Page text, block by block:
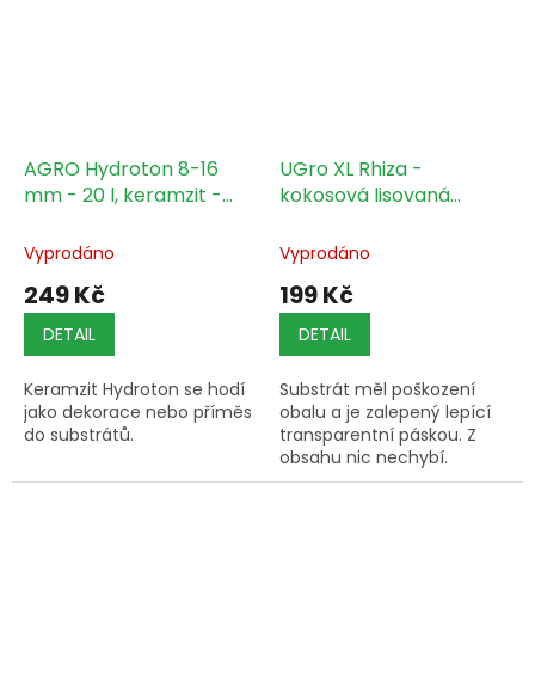
AGRO Hydroton 8-16
mm - 20 l, keramzit -
Vyprodáno
249 Kč
DETAIL
Keramzit Hydroton se hodí
jako dekorace nebo příměs
do substrátů.
UGro XL Rhiza -
kokosová lisovaná
Vyprodáno
199 Kč
DETAIL
Substrát měl poškození
obalu a je zalepený lepící
transparentní páskou. Z
obsahu nic nechybí.
Prodáván z tohoto důvodu